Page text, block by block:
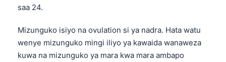
saa 24.
Mizunguko isiyo na ovulation si ya nadra. Hata watu
wenye mizunguko mingi iliyo ya kawaida wanaweza
kuwa na mizunguko ya mara kwa mara ambapo
ភាសាខ្មែរ
አማርኛ
O‘zbekcha